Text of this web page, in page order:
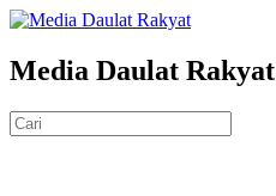
Media Daulat Rakyat